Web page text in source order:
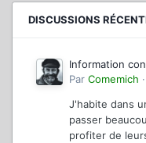
DISCUSSIONS
Information
Par Comemich ·
J'habite dans
passer
profiter de